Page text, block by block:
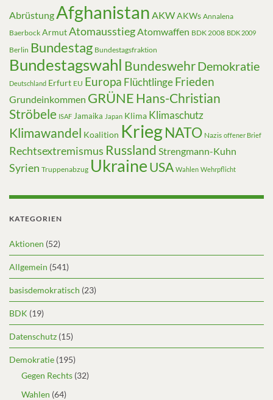
Abrüstung Afghanistan AKWAKWs Annalena
Baerbock ArmutAtomausstiegAtomwaffen BDK 2008 BDK 2009
Berlin Bundestag Bundestagsfraktion
Bundestagswahl BundeswehrDemokratie
Deutschland Erfurt EU Europa FlüchtlingeFrieden
Grundeinkommen GRÜNE Hans-Christian
Ströbele ISAF Jamaika Japan Klima Klimaschutz
Klimawandel Koalition KriegNATO Nazis offener Brief
Rechtsextremismus Russland Strengmann-Kuhn
Syrien Truppenabzug UkraineUSA Wahlen Wehrpflicht
KATEGORIEN
Aktionen (52)
Allgemein (541)
basisdemokratisch (23)
BDK (19)
Datenschutz (15)
Demokratie (195)
Gegen Rechts (32)
Wahlen (64)